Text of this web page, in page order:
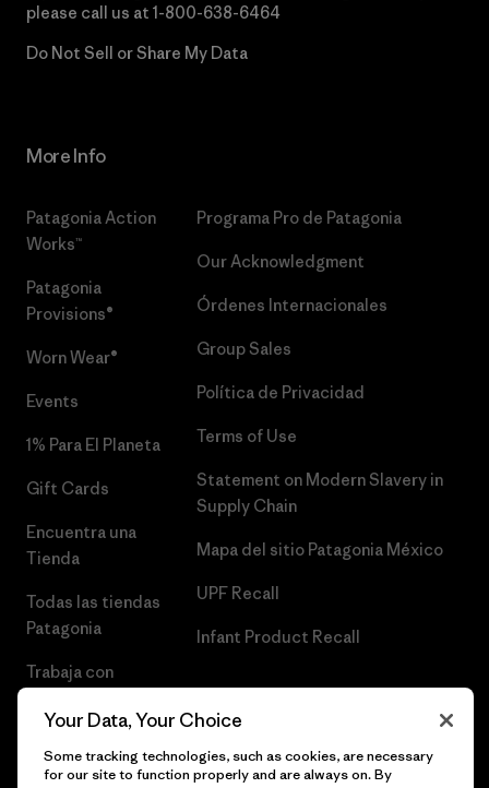
please call us at 1-800-638-6464
Do Not Sell or Share My Data
More Info
Patagonia Action
Works™
Patagonia
Provisions®
Worn Wear®
Events
1% Para El Planeta
Gift Cards
Encuentra una
Tienda
Todas las tiendas
Patagonia
Trabaja con
Programa Pro de Patagonia
Our Acknowledgment
Órdenes Internacionales
Group Sales
Política de Privacidad
Terms of Use
Statement on Modern Slavery in
Supply Chain
Mapa del sitio Patagonia México
UPF Recall
Infant Product Recall
Your Data, Your Choice
Some tracking technologies, such as cookies, are necessary
for our site to function properly and are always on. By